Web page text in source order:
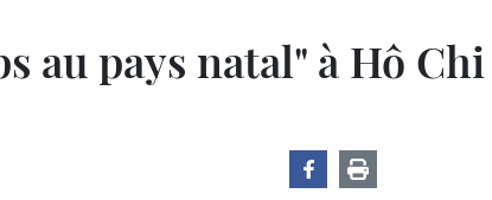
au pays natal" à Hô Chi